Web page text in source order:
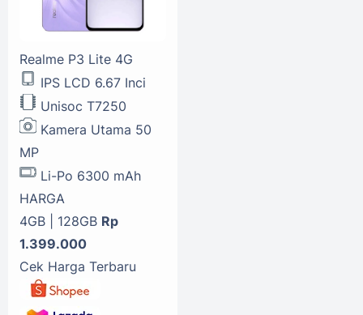
Realme P3 Lite 4G
IPS LCD 6.67 Inci
Unisoc T7250
Kamera Utama 50
MP
Li-Po 6300 mAh
HARGA
4GB | 128GB Rp
1.399.000
Cek Harga Terbaru